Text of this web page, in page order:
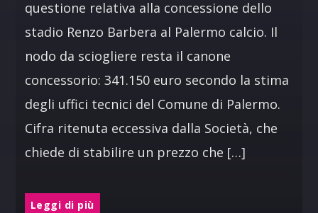
questione relativa alla concessione dello
stadio Renzo Barbera al Palermo calcio. Il
nodo da sciogliere resta il canone
concessorio: 341.150 euro secondo la stima
degli uffici tecnici del Comune di Palermo.
Cifra ritenuta eccessiva dalla Società, che
chiede di stabilire un prezzo che […]
Leggi di più